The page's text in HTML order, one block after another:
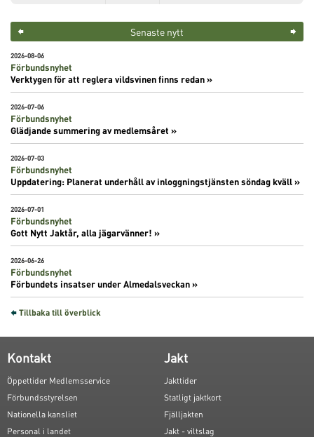
Senaste nytt
2026-08-06
Förbundsnyhet
Verktygen för att reglera vildsvinen finns redan »
2026-07-06
Förbundsnyhet
Glädjande summering av medlemsåret »
2026-07-03
Förbundsnyhet
Uppdatering: Planerat underhåll av inloggningstjänsten söndag kväll »
2026-07-01
Förbundsnyhet
Gott Nytt Jaktår, alla jägarvänner! »
2026-06-26
Förbundsnyhet
Förbundets insatser under Almedalsveckan »
Tillbaka till överblick
Kontakt
Öppettider Medlemsservice
Förbundsstyrelsen
Nationella kansliet
Personal i landet
Jakt
Jakttider
Statligt jaktkort
Fjälljakten
Jakt - viltslag